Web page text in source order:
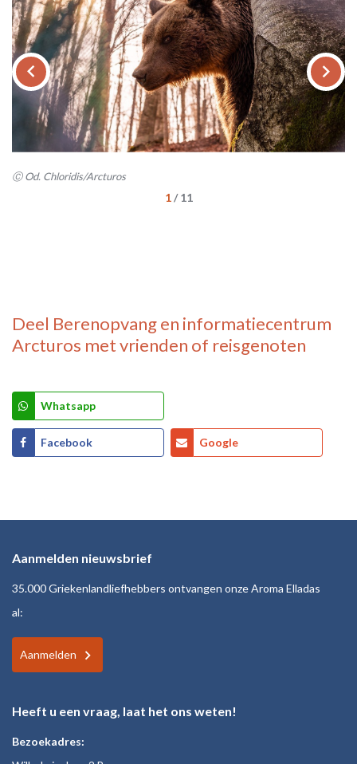
Ⓒ Od. Chloridis/Arcturos
keyboard_arrow_left keyboard_arrow_right
1/11
Deel Berenopvang en informatiecentrum
Arcturos met vrienden of reisgenoten
Whatsapp
Facebook Google
Aanmelden nieuwsbrief
35.000 Griekenlandliefhebbers ontvangen onze Aroma Elladas
al:
Aanmelden
Heeft u een vraag, laat het ons weten!
Bezoekadres: